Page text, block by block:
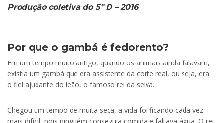
Produção coletiva do 5º D – 2016
Por que o gambá é fedorento?
Em um tempo muito antigo, quando os animais ainda falavam,
existia um gambá que era assistente da corte real, ou seja, era
o fiel ajudante do leão, o famoso rei da selva.
Chegou um tempo de muita seca, a vida foi ficando cada vez
mais difícil, pois ninguém conseguia comida e faltava água. O rei